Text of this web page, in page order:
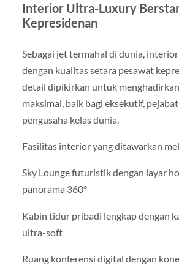
Interior Ultra-Luxury
Kepresidenan
Sebagai jet termahal di dunia,
dengan kualitas setara pesawat
detail dipikirkan untuk
maksimal, baik bagi eksekutif,
pengusaha kelas dunia.
Fasilitas interior yang ditawarkan
Sky Lounge futuristik dengan layar
panorama 360°
Kabin tidur pribadi lengkap dengan
ultra-soft
Ruang konferensi digital dengan